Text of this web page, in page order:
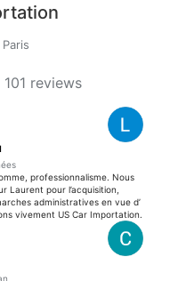
101 reviews
professionnalisme. Nous
Laurent pour l’acquisition,
administratives en vue d’
vivement US Car Importation.